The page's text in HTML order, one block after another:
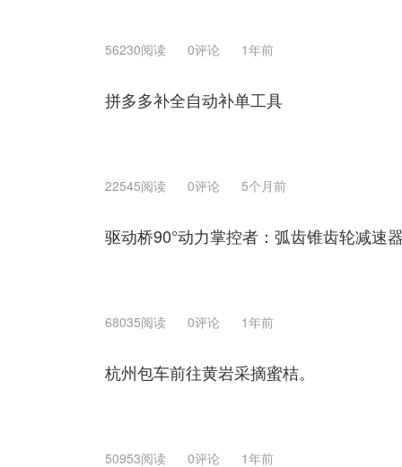
56230阅读 0评论 1年前
拼多多补全自动补单工具
22545阅读 0评论 5个月前
驱动桥90°动力掌控者：弧齿锥齿轮减速
68035阅读 0评论 1年前
杭州包车前往黄岩采摘蜜桔。
50953阅读 0评论 1年前